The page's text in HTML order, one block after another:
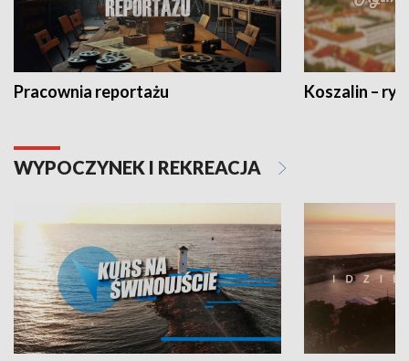
Pracownia reportażu Koszalin –
WYPOCZYNEK I REKREACJA